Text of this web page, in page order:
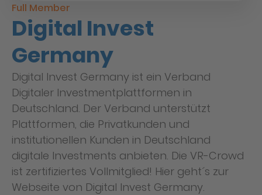
Full Member
Digital Invest
Germany
Digital Invest Germany ist ein Verband
Digitaler Investmentplattformen in
Deutschland. Der Verband unterstützt
Plattformen, die Privatkunden und
institutionellen Kunden in Deutschland
digitale Investments anbieten. Die VR-Crowd
ist zertifiziertes Vollmitglied! Hier geht´s zur
Webseite von Digital Invest Germany.